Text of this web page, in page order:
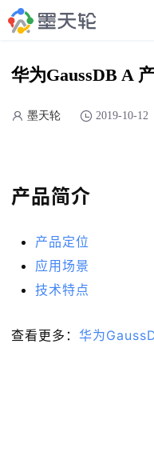
华为GaussDB A
墨天轮 2019-10-12
产品简介
产品定位
应用场景
技术特点
查看更多： 华为